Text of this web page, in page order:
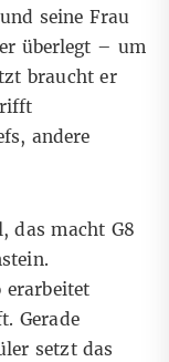
seine Frau
überlegt – um
braucht er
andere
das macht G8
erarbeitet
Gerade
setzt das